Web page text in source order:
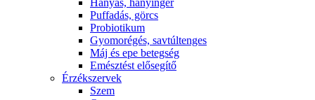
Hányás, hányinger
Puffadás, görcs
Probiotikum
Gyomorégés, savtúltenges
Máj és epe betegség
Emésztést elősegítő
Érzékszervek
Szem